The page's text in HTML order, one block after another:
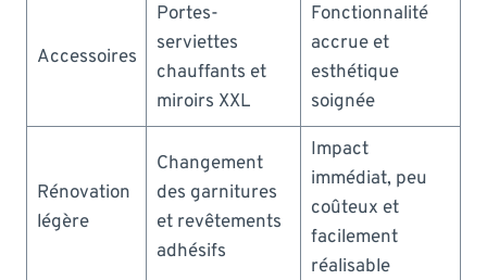
Accessoires
Portes-
serviettes
chauffants et
miroirs XXL
Fonctionnalité
accrue et
esthétique
soignée
Rénovation
légère
Changement
des garnitures
et revêtements
adhésifs
Impact
immédiat, peu
coûteux et
facilement
réalisable